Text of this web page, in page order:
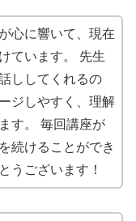
心に響いて、現在
ています。 先生
ししてくれるの
ジしやすく、理解
す。 毎回講座が
続けることができ
うございます！